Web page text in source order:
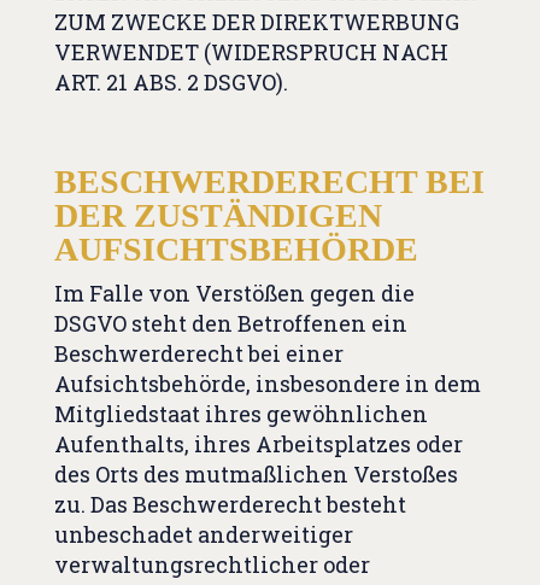
ZUM ZWECKE DER DIREKTWERBUNG
VERWENDET (WIDERSPRUCH NACH
ART. 21 ABS. 2 DSGVO).
BESCHWERDE­RECHT BEI
DER ZUSTÄNDIGEN
AUFSICHTS­BEHÖRDE
Im Falle von Verstößen gegen die
DSGVO steht den Betroffenen ein
Beschwerderecht bei einer
Aufsichtsbehörde, insbesondere in dem
Mitgliedstaat ihres gewöhnlichen
Aufenthalts, ihres Arbeitsplatzes oder
des Orts des mutmaßlichen Verstoßes
zu. Das Beschwerderecht besteht
unbeschadet anderweitiger
verwaltungsrechtlicher oder